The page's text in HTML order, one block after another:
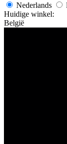
Nederlands
Huidige winkel:
België